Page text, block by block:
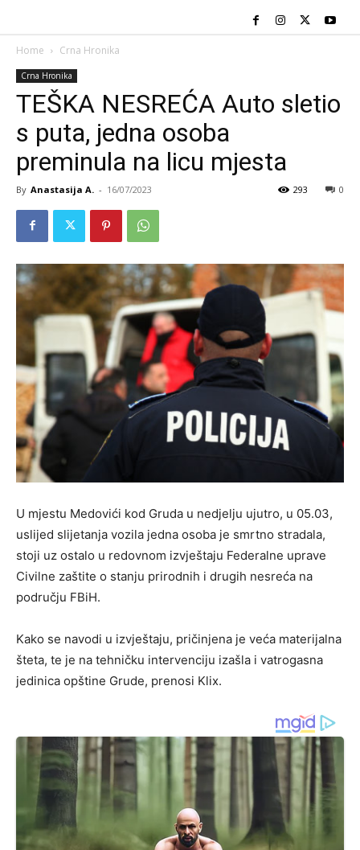
Home Crna Hronika
Crna Hronika
TEŠKA NESREĆA Auto sletio
s puta, jedna osoba
preminula na licu mjesta
By Anastasija A. - 16/07/2023 0
293
U mjestu Medovići kod Gruda u nedjelju ujutro, u 05.03,
uslijed slijetanja vozila jedna osoba je smrtno stradala,
stoji uz ostalo u redovnom izvještaju Federalne uprave
Civilne zaštite o stanju prirodnih i drugih nesreća na
području FBiH.
Kako se navodi u izvještaju, pričinjena je veća materijalna
šteta, te je na tehničku intervenciju izašla i vatrogasna
jedinica opštine Grude, prenosi Klix.